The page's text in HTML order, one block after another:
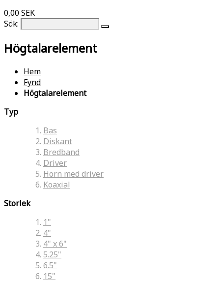
0,00 SEK
Sök:
Högtalarelement
Hem
Fynd
Högtalarelement
Typ
Bas
Diskant
Bredband
Driver
Horn med driver
Koaxial
Storlek
1"
4"
4" x 6"
5.25"
6.5"
15"